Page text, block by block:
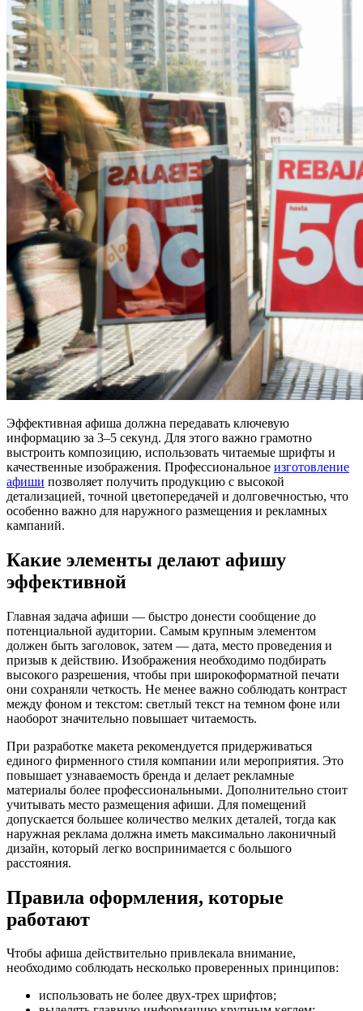
Эффективная афиша должна передавать ключевую
информацию за 3–5 секунд. Для этого важно грамотно
выстроить композицию, использовать читаемые шрифты и
качественные изображения. Профессиональное изготовление
афиши позволяет получить продукцию с высокой
детализацией, точной цветопередачей и долговечностью, что
особенно важно для наружного размещения и рекламных
кампаний.
Какие элементы делают афишу
эффективной
Главная задача афиши — быстро донести сообщение до
потенциальной аудитории. Самым крупным элементом
должен быть заголовок, затем — дата, место проведения и
призыв к действию. Изображения необходимо подбирать
высокого разрешения, чтобы при широкоформатной печати
они сохраняли четкость. Не менее важно соблюдать контраст
между фоном и текстом: светлый текст на темном фоне или
наоборот значительно повышает читаемость.
При разработке макета рекомендуется придерживаться
единого фирменного стиля компании или мероприятия. Это
повышает узнаваемость бренда и делает рекламные
материалы более профессиональными. Дополнительно стоит
учитывать место размещения афиши. Для помещений
допускается большее количество мелких деталей, тогда как
наружная реклама должна иметь максимально лаконичный
дизайн, который легко воспринимается с большого
расстояния.
Правила оформления, которые
работают
Чтобы афиша действительно привлекала внимание,
необходимо соблюдать несколько проверенных принципов:
использовать не более двух-трех шрифтов;